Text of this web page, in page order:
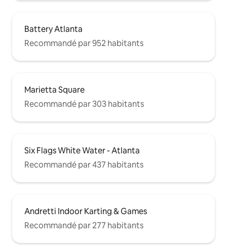
Battery Atlanta
Recommandé par 952 habitants
Marietta Square
Recommandé par 303 habitants
Six Flags White Water - Atlanta
Recommandé par 437 habitants
Andretti Indoor Karting & Games
Recommandé par 277 habitants